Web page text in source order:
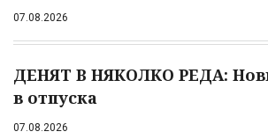
07.08.2026
ДЕНЯТ В НЯКОЛКО РЕДА:
в отпуска
07.08.2026